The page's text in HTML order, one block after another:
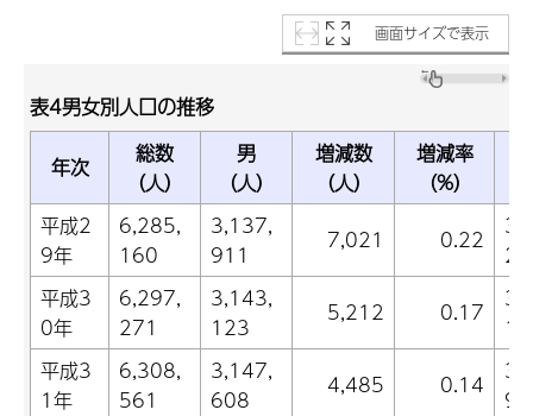
画面サイズで表示
年次
総数
（人）
男
（人）
増減数
（人）
増減率
（%）
表4男女別人口の推移
平成2
9年
6,285,
160
3,137,
911
7,021 0.22
平成3
0年
6,297,
271
3,143,
123
5,212 0.17
平成3
1年
6,308,
561
3,147,
608
4,485 0.14